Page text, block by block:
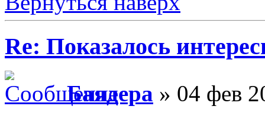
Re: Показалось
Баядера » 04 фев